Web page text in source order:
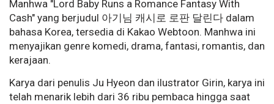
Manhwa "Lord Baby Runs a Romance Fantasy With
Cash" yang berjudul 아기님 캐시로 로판 달린다 dalam
bahasa Korea, tersedia di Kakao Webtoon. Manhwa ini
menyajikan genre komedi, drama, fantasi, romantis, dan
kerajaan.
Karya dari penulis Ju Hyeon dan ilustrator Girin, karya ini
telah menarik lebih dari 36 ribu pembaca hingga saat